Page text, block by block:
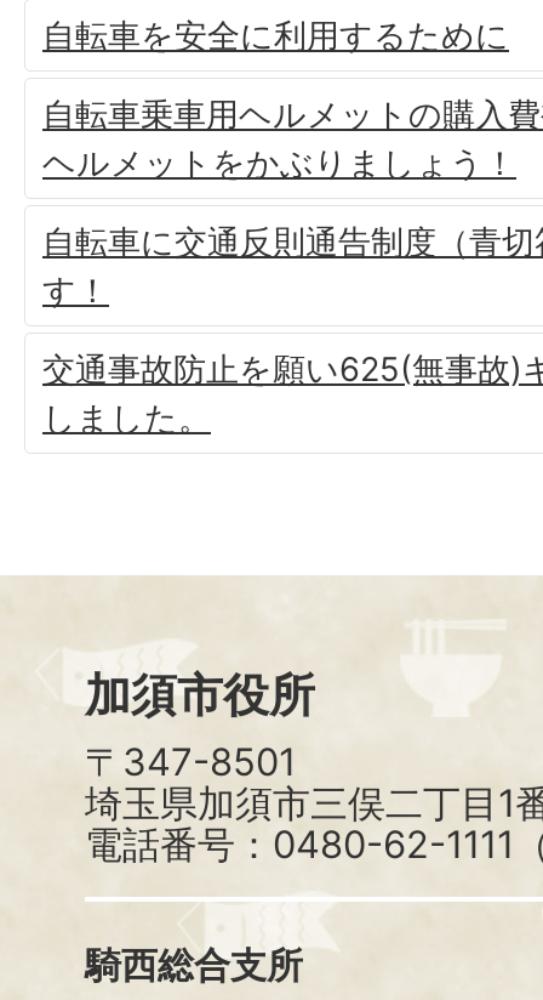
自転車を安全に利用するために
自転車乗車用ヘルメットの購入
ヘルメットをかぶりましょう！
自転車に交通反則通告制度（青
す！
交通事故防止を願い625(無事故)
しました。
加須市役所
〒347-8501
埼玉県加須市三俣二丁目1
電話番号：0480-62-1111
騎西総合支所